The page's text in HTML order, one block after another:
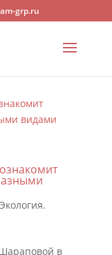
grp.ru
в